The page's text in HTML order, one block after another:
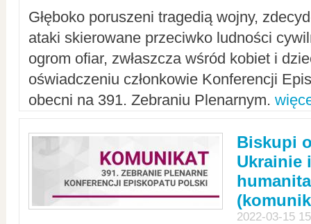
Głęboko poruszeni tragedią wojny,
ataki skierowane przeciwko ludności
ogrom ofiar, zwłaszcza wśród kobiet i
oświadczeniu członkowie Konferencji
obecni na 391. Zebraniu Plenarnym.
Biskupi
Ukrainie
2022-03-15